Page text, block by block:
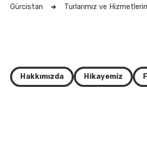
Gürcistan Turlarımız ve
Hakkımızda Hikayemiz